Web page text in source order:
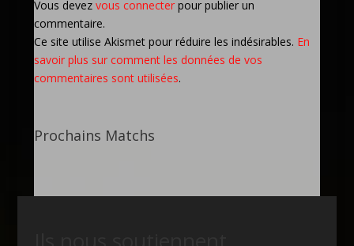
Vous devez vous connecterpour publier un
commentaire.
Ce site utilise Akismet pour réduire les indésirables. En
savoir plus sur comment les données de vos
commentaires sont utilisées.
Prochains Matchs